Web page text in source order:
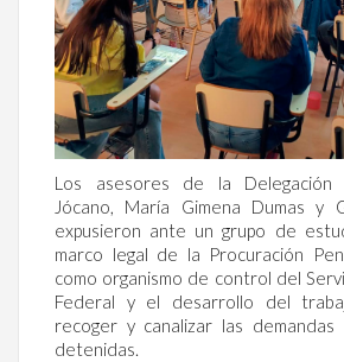
Los asesores de la Delegación
Jócano, María Gimena Dumas y
expusieron ante un grupo de
marco legal de la Procuración
como organismo de control del
Federal y el desarrollo del
recoger y canalizar las demandas
detenidas.